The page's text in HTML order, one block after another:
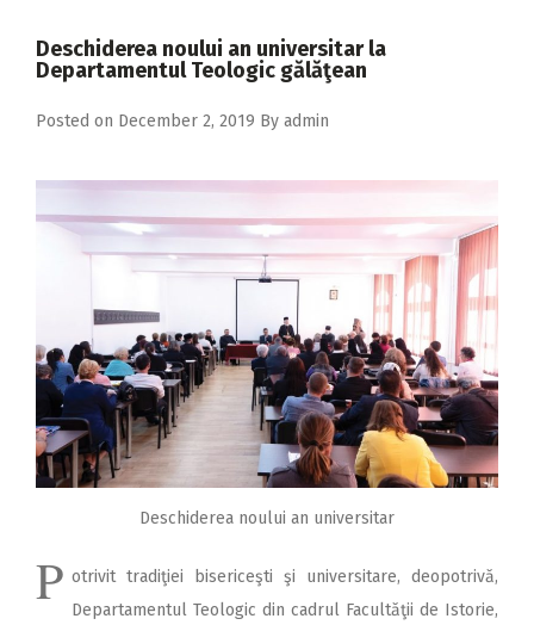
2017
2013
2010
2009
Deschiderea noului an universitar la
Departamentul Teologic gălăţean
Posted on December 2, 2019 By admin
Deschiderea noului an universitar
P otrivit tradiţiei bise­riceşti şi universitare, deopotrivă,
Departa­mentul Teologic din cadrul Fa­cultăţii de Istorie,